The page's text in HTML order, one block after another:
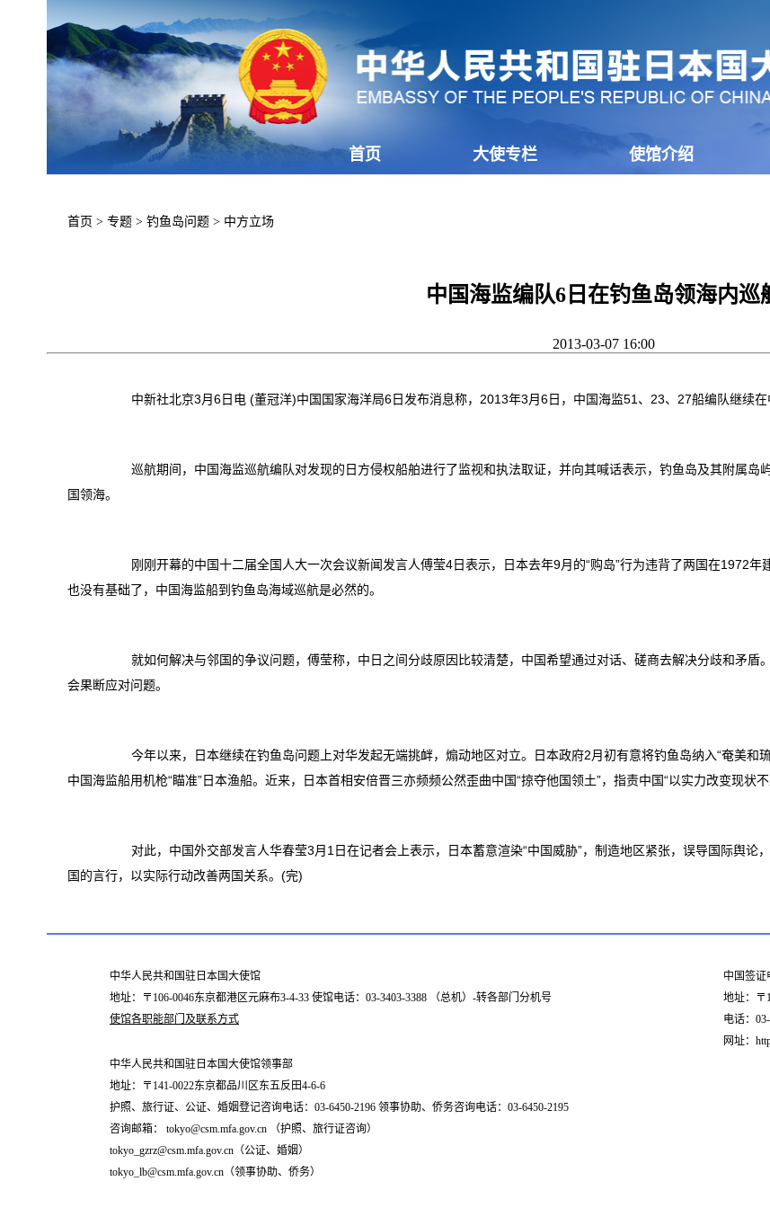
首页 大使专栏 使馆介绍
首页 > 专题 > 钓鱼岛问题 > 中方立场
中国海监编队6日在钓鱼岛领海内巡
2013-03-07 16:00
中新社北京3月6日电 (董冠洋)中国国家海洋局6日发布消息称，2013年3月6日，中国海监51、23、27船编队继续在
巡航期间，中国海监巡航编队对发现的日方侵权船舶进行了监视和执法取证，并向其喊话表示，钓鱼岛及其附属岛
国领海。
刚刚开幕的中国十二届全国人大一次会议新闻发言人傅莹4日表示，日本去年9月的“购岛”行为违背了两国在1972年
也没有基础了，中国海监船到钓鱼岛海域巡航是必然的。
就如何解决与邻国的争议问题，傅莹称，中日之间分歧原因比较清楚，中国希望通过对话、磋商去解决分歧和矛盾
会果断应对问题。
今年以来，日本继续在钓鱼岛问题上对华发起无端挑衅，煽动地区对立。日本政府2月初有意将钓鱼岛纳入“奄美和
中国海监船用机枪“瞄准”日本渔船。近来，日本首相安倍晋三亦频频公然歪曲中国“掠夺他国领土”，指责中国“以实力改变现状不
对此，中国外交部发言人华春莹3月1日在记者会上表示，日本蓄意渲染“中国威胁”，制造地区紧张，误导国际舆论
国的言行，以实际行动改善两国关系。(完)
中华人民共和国驻日本国大使馆
地址：〒106-0046东京都港区元麻布3-4-33 使馆电话：03-3403-3388 （总机）-转各部门分机号
使馆各职能部门及联系方式
中华人民共和国驻日本国大使馆领事部
地址：〒141-0022东京都品川区东五反田4-6-6
护照、旅行证、公证、婚姻登记咨询电话：03-6450-2196 领事协助、侨务咨询电话：03-6450-2195
咨询邮箱： tokyo@csm.mfa.gov.cn （护照、旅行证咨询）
tokyo_gzrz@csm.mfa.gov.cn（公证、婚姻）
tokyo_lb@csm.mfa.gov.cn（领事协助、侨务）
中国签证
地址：〒
电话：
网址：